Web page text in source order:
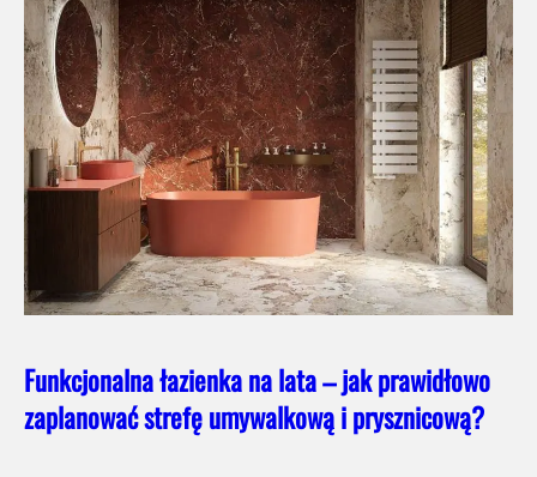
Funkcjonalna łazienka na lata – jak prawidłowo
zaplanować strefę umywalkową i prysznicową?